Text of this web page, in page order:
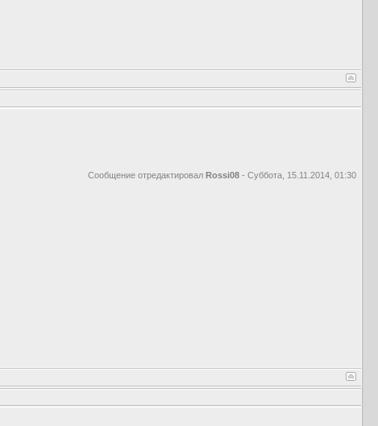
Сообщение отредактировал Rossi08 - Суббота, 15.11.2014, 01:30